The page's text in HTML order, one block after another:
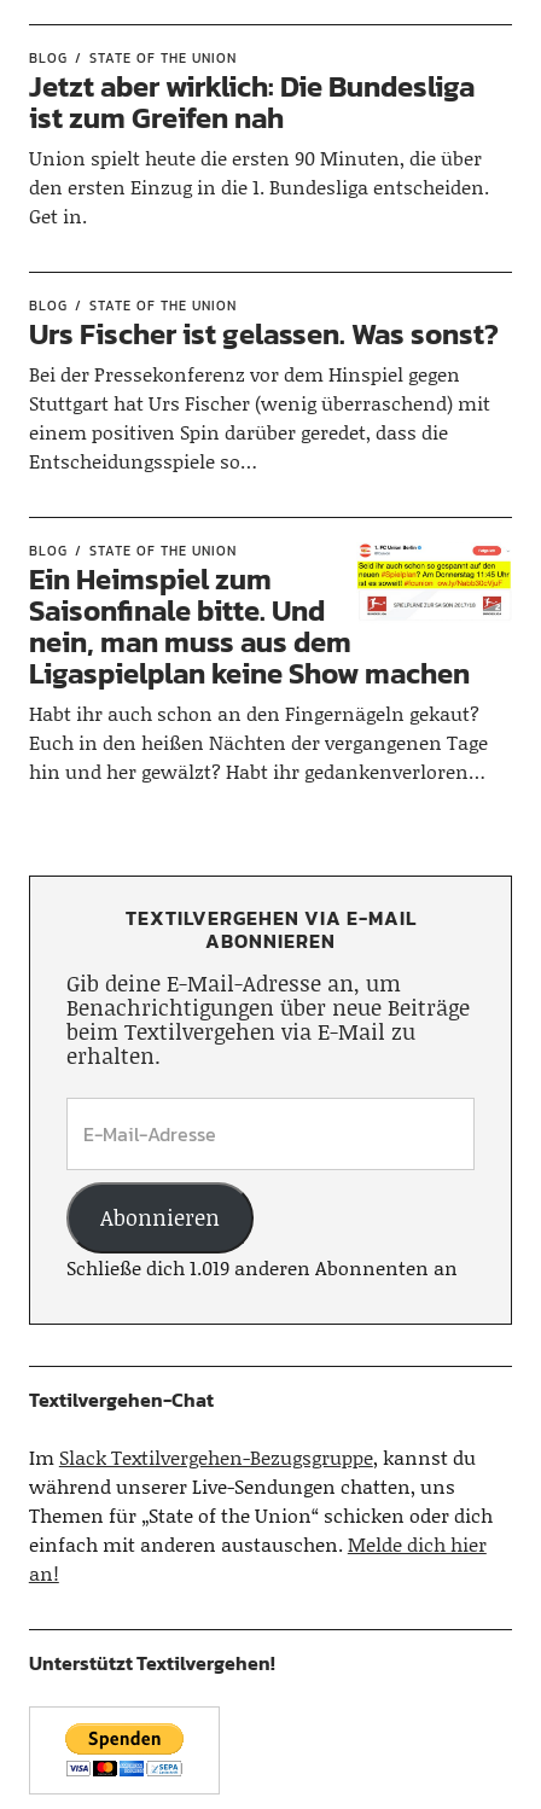
BLOG STATE OF THE UNION
Jetzt aber wirklich: Die Bundesliga
ist zum Greifen nah
Union spielt heute die ersten 90 Minuten, die über
den ersten Einzug in die 1. Bundesliga entscheiden.
Get in.
BLOG STATE OF THE UNION
Urs Fischer ist gelassen. Was sonst?
Bei der Pressekonferenz vor dem Hinspiel gegen
Stuttgart hat Urs Fischer (wenig überraschend) mit
einem positiven Spin darüber geredet, dass die
Entscheidungsspiele so…
BLOG STATE OF THE UNION
Ein Heimspiel zum
Saisonfinale bitte. Und
nein, man muss aus dem
Ligaspielplan keine Show machen
Habt ihr auch schon an den Fingernägeln gekaut?
Euch in den heißen Nächten der vergangenen Tage
hin und her gewälzt? Habt ihr gedankenverloren…
TEXTILVERGEHEN VIA E-MAIL
ABONNIEREN
Gib deine E-Mail-Adresse an, um
Benachrichtigungen über neue Beiträge
beim Textilvergehen via E-Mail zu
erhalten.
Abonnieren
Schließe dich 1.019 anderen Abonnenten an
Textilvergehen-Chat
Im Slack Textilvergehen-Bezugsgruppe, kannst du
während unserer Live-Sendungen chatten, uns
Themen für „State of the Union“ schicken oder dich
einfach mit anderen austauschen.Melde dich hier
an!
Unterstützt Textilvergehen!